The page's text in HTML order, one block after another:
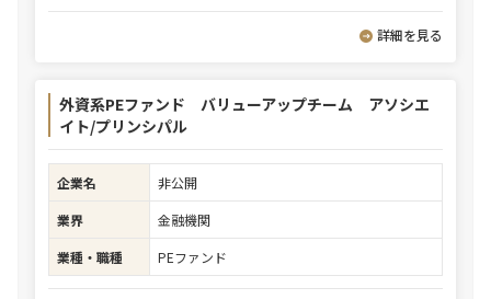
詳細を見る
外資系PEファンド バリューアップチーム アソシエ
イト/プリンシパル
企業名
非公開
業界
金融機関
業種・職種
PEファンド